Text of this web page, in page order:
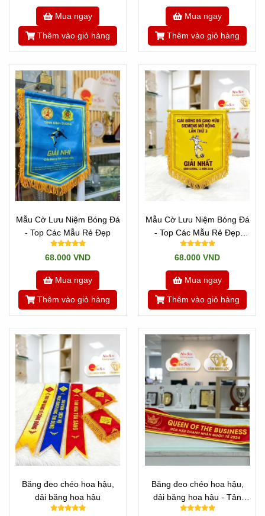
Mua ngay
Thêm vào giỏ hàng
Mua ngay
Thêm vào giỏ hàng
Mẫu Cờ Lưu Niệm Bóng Đá
- Top Các Mẫu Rẻ Đẹp
68.000 VND
Mua ngay
Thêm vào giỏ hàng
Mẫu Cờ Lưu Niệm Bóng Đá
- Top Các Mẫu Rẻ Đẹp
Thịnh Hành
68.000 VND
Mua ngay
Thêm vào giỏ hàng
Băng đeo chéo hoa hậu,
dải băng hoa hậu
Băng đeo chéo hoa hậu,
dải băng hoa hậu - Tân
Nhật Minh